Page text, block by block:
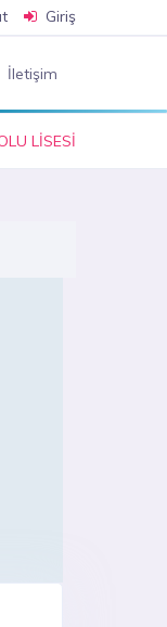
Giriş
İletişim
LİSESİ